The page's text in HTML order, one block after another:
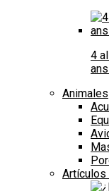
4
Animales
Artículos